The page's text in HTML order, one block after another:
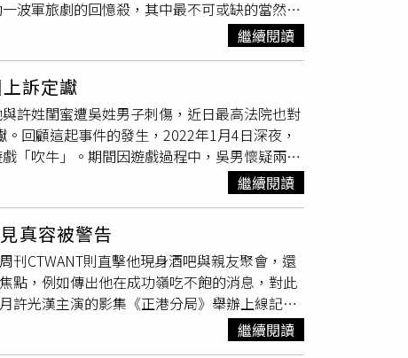
燕，她曾在1990年華視8點檔《大兵日記》中
甜美可愛的福利社小姐，與游安順飾演阿水有
非藝工隊出身被外調拍戲的現役軍人。謝金燕
《軍官‧情人》飾演福利社之花「艾美
起去看電影，女方更是直接住進孫的家裡，互
緋聞女友林珈安，在三立《軍官‧情人》飾演
天使臉孔、魔鬼身材，讓她在網路上擁有高人
少年》飾演福利社之花福利社的美少女阿菜，
性也滿像的。」女NONO在中視播出的《一代
照）
繼續閱讀
訴定讞
許姓閨蜜遭吳姓男子刺傷，近日最高法院也對
回顧這起事件的發生，2022年1月4日深夜，
「吹牛」。期間因遊戲過程中，吳男懷疑兩女
拿出水果刀，先是朝顧女的右後頸揮砍兩刀。
後腰部猛刺兩下，重創臟器。兩女在事後被緊
孔及腹膜炎，並可能患上創傷後壓力症候群。
惚，且聲稱是顧女先持刀攻擊他，自己只是
吳男故意傷人，構成殺人未遂罪。一審法院判
的定罪，但考量吳男患有適應障礙症、憂鬱
在最高法院駁回上訴後，判刑5年全案定讞。
繼續閱讀
真容被警告
CTWANT則直擊他現身酒吧與親友聚會，還
點，例如傳出他在成功嶺吃不飽的消息，對此
許光漢主演的影集《正港分局》舉辦上線記者
光漢，本來以為他是因為有其他工作無法出
：「感謝大家關心，光漢目前正入伍服役中，
繼續閱讀